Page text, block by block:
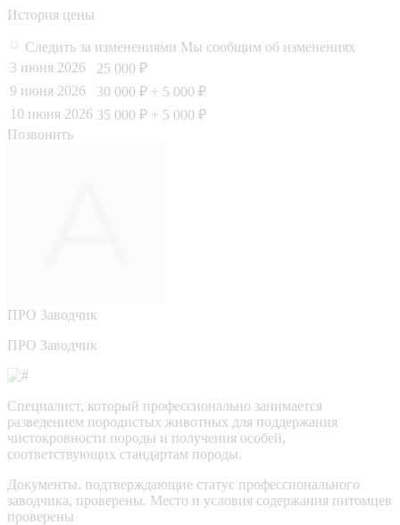
История цены
Следить за изменениями Мы сообщим об изменениях
3 июня 2026
25 000 ₽
9 июня 2026
30 000 ₽ + 5 000 ₽
10 июня 2026 35 000 ₽ + 5 000 ₽
Позвонить
ПРО Заводчик
ПРО Заводчик
Специалист, который профессионально занимается
разведением породистых животных для поддержания
чистокровности породы и получения особей,
соответствующих стандартам породы.
Документы, подтверждающие статус профессионального
заводчика, проверены. Место и условия содержания питомцев
проверены